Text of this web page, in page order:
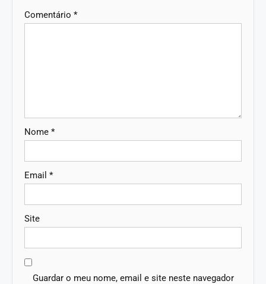
Comentário *
Nome *
Email *
Site
Guardar o meu nome, email e site neste navegador